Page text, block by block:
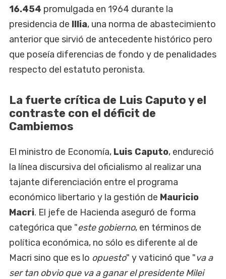
16.454 promulgada en 1964 durante la
presidencia de Illia, una norma de abastecimiento
anterior que sirvió de antecedente histórico pero
que poseía diferencias de fondo y de penalidades
respecto del estatuto peronista.
La fuerte crítica de Luis Caputo y el
contraste con el déficit de
Cambiemos
El ministro de Economía, Luis Caputo, endureció
la línea discursiva del oficialismo al realizar una
tajante diferenciación entre el programa
económico libertario y la gestión de Mauricio
Macri. El jefe de Hacienda aseguró de forma
categórica que "este gobierno, en términos de
política económica, no sólo es diferente al de
Macri sino que es lo opuesto" y vaticinó que "va a
ser tan obvio que va a ganar el presidente Milei